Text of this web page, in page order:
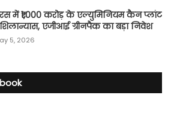
में ₹1,000 करोड़ के एल्युमिनियम कैन प्लांट
एजीआई ग्रीनपैक का बड़ा निवेश
5, 2026